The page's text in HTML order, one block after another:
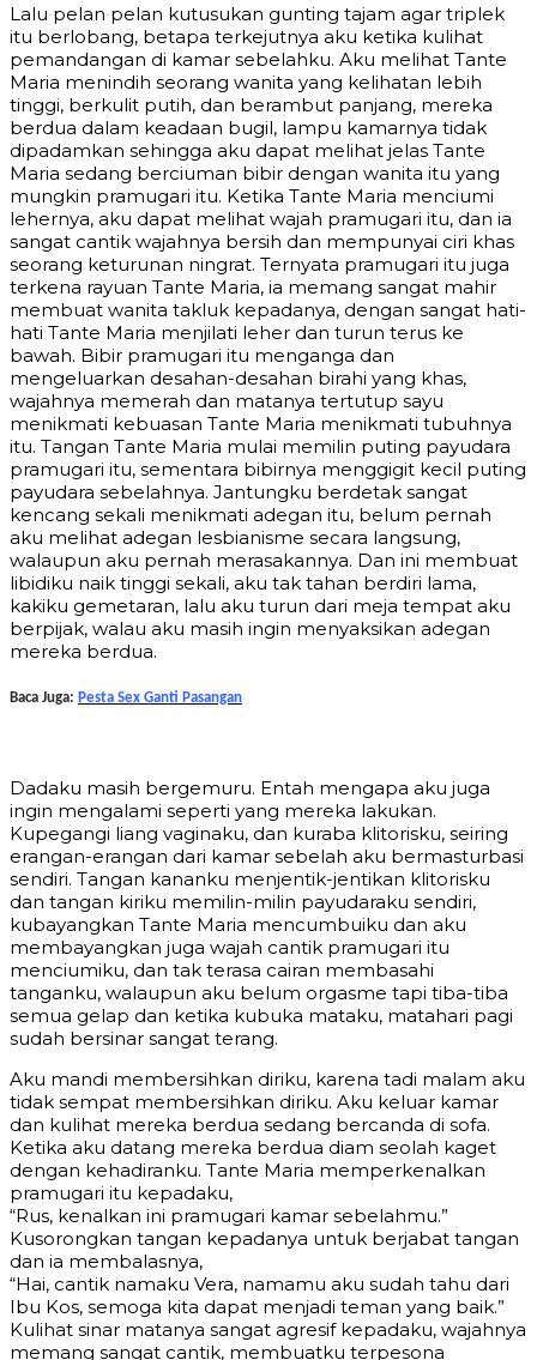
Lalu pelan pelan kutusukan gunting tajam agar triplek
itu berlobang, betapa terkejutnya aku ketika kulihat
pemandangan di kamar sebelahku. Aku melihat Tante
Maria menindih seorang wanita yang kelihatan lebih
tinggi, berkulit putih, dan berambut panjang, mereka
berdua dalam keadaan bugil, lampu kamarnya tidak
dipadamkan sehingga aku dapat melihat jelas Tante
Maria sedang berciuman bibir dengan wanita itu yang
mungkin pramugari itu. Ketika Tante Maria menciumi
lehernya, aku dapat melihat wajah pramugari itu, dan ia
sangat cantik wajahnya bersih dan mempunyai ciri khas
seorang keturunan ningrat. Ternyata pramugari itu juga
terkena rayuan Tante Maria, ia memang sangat mahir
membuat wanita takluk kepadanya, dengan sangat hati-
hati Tante Maria menjilati leher dan turun terus ke
bawah. Bibir pramugari itu menganga dan
mengeluarkan desahan-desahan birahi yang khas,
wajahnya memerah dan matanya tertutup sayu
menikmati kebuasan Tante Maria menikmati tubuhnya
itu. Tangan Tante Maria mulai memilin puting payudara
pramugari itu, sementara bibirnya menggigit kecil puting
payudara sebelahnya. Jantungku berdetak sangat
kencang sekali menikmati adegan itu, belum pernah
aku melihat adegan lesbianisme secara langsung,
walaupun aku pernah merasakannya. Dan ini membuat
libidiku naik tinggi sekali, aku tak tahan berdiri lama,
kakiku gemetaran, lalu aku turun dari meja tempat aku
berpijak, walau aku masih ingin menyaksikan adegan
mereka berdua.
Baca Juga: Pesta Sex Ganti Pasangan
Dadaku masih bergemuru. Entah mengapa aku juga
ingin mengalami seperti yang mereka lakukan.
Kupegangi liang vaginaku, dan kuraba klitorisku, seiring
erangan-erangan dari kamar sebelah aku bermasturbasi
sendiri. Tangan kananku menjentik-jentikan klitorisku
dan tangan kiriku memilin-milin payudaraku sendiri,
kubayangkan Tante Maria mencumbuiku dan aku
membayangkan juga wajah cantik pramugari itu
menciumiku, dan tak terasa cairan membasahi
tanganku, walaupun aku belum orgasme tapi tiba-tiba
semua gelap dan ketika kubuka mataku, matahari pagi
sudah bersinar sangat terang.
Aku mandi membersihkan diriku, karena tadi malam aku
tidak sempat membersihkan diriku. Aku keluar kamar
dan kulihat mereka berdua sedang bercanda di sofa.
Ketika aku datang mereka berdua diam seolah kaget
dengan kehadiranku. Tante Maria memperkenalkan
pramugari itu kepadaku,
“Rus, kenalkan ini pramugari kamar sebelahmu.”
Kusorongkan tangan kepadanya untuk berjabat tangan
dan ia membalasnya,
“Hai, cantik namaku Vera, namamu aku sudah tahu dari
Ibu Kos, semoga kita dapat menjadi teman yang baik.”
Kulihat sinar matanya sangat agresif kepadaku, wajahnya
memang sangat cantik, membuatku terpesona